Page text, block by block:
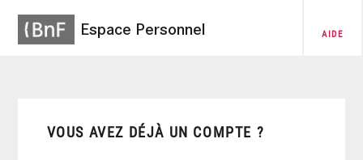
Espace Personnel AIDE
VOUS AVEZ DÉJÀ UN COMPTE ?